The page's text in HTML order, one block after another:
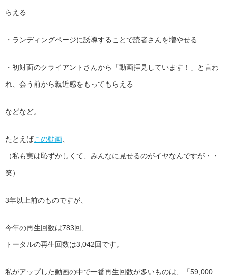
らえる
・ランディングページに誘導することで読者さんを増やせる
・初対面のクライアントさんから「動画拝見しています！」と言わ
れ、会う前から親近感をもってもらえる
などなど。
たとえばこの動画
（私も実は恥ずかしくて、みんなに見せるのがイヤなんですが・・
笑）
3年以上前のものですが、
今年の再生回数は783回、
トータルの再生回数は3,042回です。
私がアップした動画の中で一番再生回数が多いものは、「59,000